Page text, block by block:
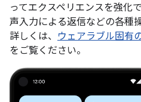
ってエクスペリエンスを強化
声入力による返信などの各種
詳しくは、 ウェアラブル固有
をご覧ください。